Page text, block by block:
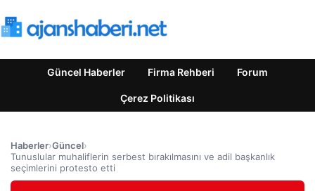
Güncel Haberler Firma Rehberi Forum
Çerez Politikası
Haberler›Güncel›
Tunuslular muhaliflerin serbest bırakılmasını ve adil başkanlık
seçimlerini protesto etti